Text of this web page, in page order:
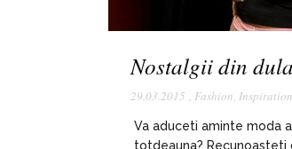
Nostalgii din
29.03.2015 , Fashion, Inspiration
Va aduceti aminte moda
totdeauna? Recunoasteti